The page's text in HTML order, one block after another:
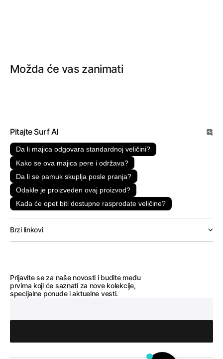
Možda će vas zanimati
Pitajte Surf AI
Da li majica odgovara standardnoj veličini?
Kako se ova majica pere i održava?
Da li se pamuk skuplja posle pranja?
Odakle je proizveden ovaj proizvod?
Kada će opet biti dostupne rasprodate veličine?
Brzi linkovi
Prijavite se za naše novosti i budite među
prvima koji će saznati za nove kolekcije,
specijalne ponude i aktuelne vesti.